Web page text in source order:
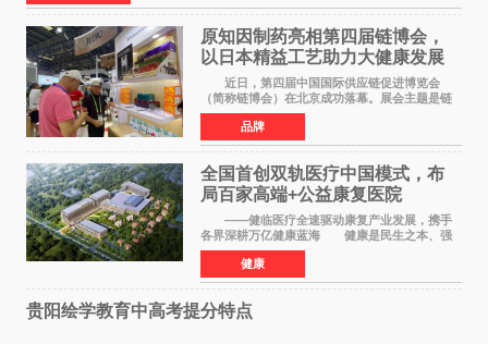
原知因制药亮相第四届链博会，
以日本精益工艺助力大健康发展
近日，第四届中国国际供应链促进博览会
（简称链博会）在北京成功落幕。展会主题是链
接世界，共创未来，现场设置的6链1展区覆盖了
全产业生态。本届链博会聚焦加快培育发展新质
生产力，实物化地
品牌
全国首创双轨医疗中国模式，布
局百家高端+公益康复医院
——健临医疗全速驱动康复产业发展，携手
各界深耕万亿健康蓝海 健康是民生之本、强
国之基。人民的幸福生活，一个最重要的指标就
是健康。伴随《健康中国2030规划纲要》深入实
施、十五五康复
健康
贵阳绘学教育中高考提分特点